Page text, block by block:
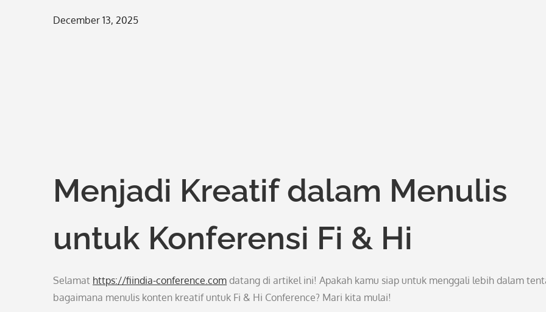
Posted
December 13, 2025
Menjadi Kreatif dalam Menulis
untuk Konferensi Fi & Hi
Selamat https://fiindia-conference.com datang di artikel ini! Apakah kamu siap untuk menggali lebih dalam
bagaimana menulis konten kreatif untuk Fi & Hi Conference? Mari kita mulai!